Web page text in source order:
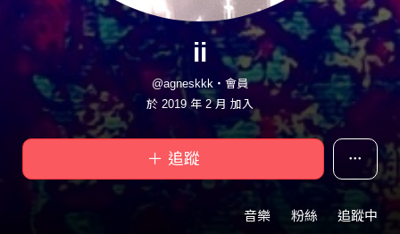
ii
@agneskkk・會員
於 2019 年 2 月 加入
＋ 追蹤
音樂 粉絲 追蹤中